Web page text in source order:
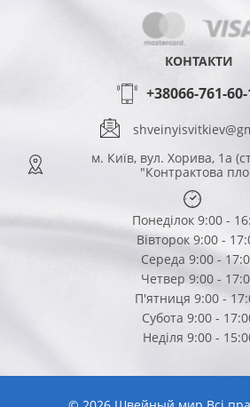
КОНТАКТИ
+38066-761-
м. Київ, вул. Хорива, 1а
"Контрактова
Понеділок 9:00 -
Вівторок 9:00 -
Середа 9:00 -
Четвер 9:00 -
П'ятниця 9:00 -
Субота 9:00 -
Неділя 9:00 -